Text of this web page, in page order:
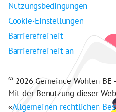
Nutzungsbedingungen
Cookie-Einstellungen
Barrierefreiheit
Barrierefreiheit an
© 2026 Gemeinde Wohlen
Mit der Benutzung dieser
«Allgemeinen rechtlichen